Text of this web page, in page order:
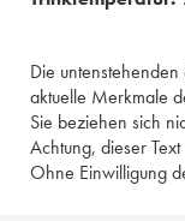
Die
aktuelle Merkmale
Sie beziehen sich
Achtung, dieser
Ohne Einwilligung